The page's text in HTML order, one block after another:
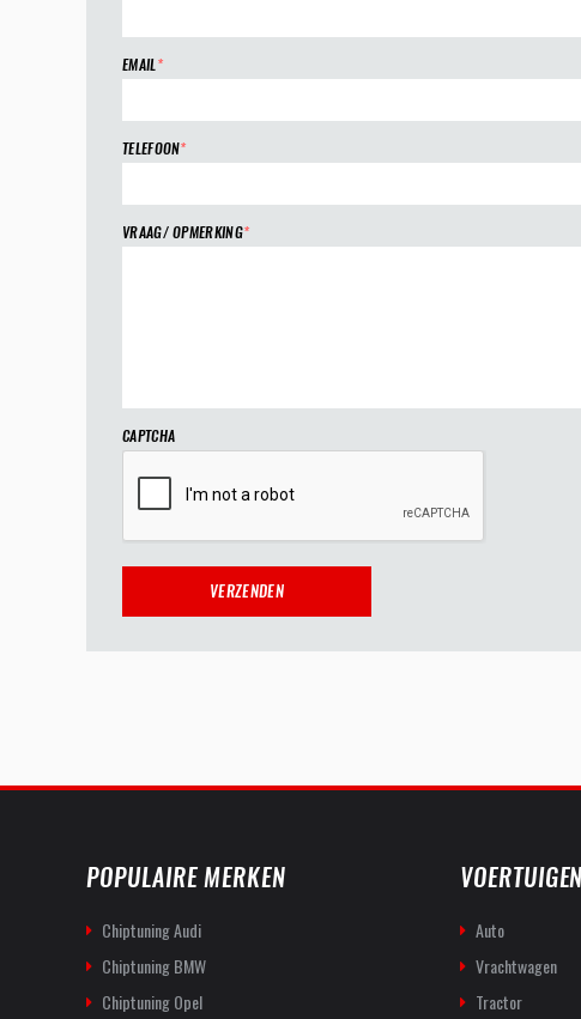
EMAIL*
TELEFOON*
VRAAG/ OPMERKING*
CAPTCHA
POPULAIRE MERKEN
Chiptuning Audi
Chiptuning BMW
Chiptuning Opel
VOERTUIGEN
Auto
Vrachtwagen
Tractor